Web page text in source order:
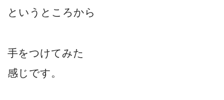
というところから
手をつけてみた
感じです。